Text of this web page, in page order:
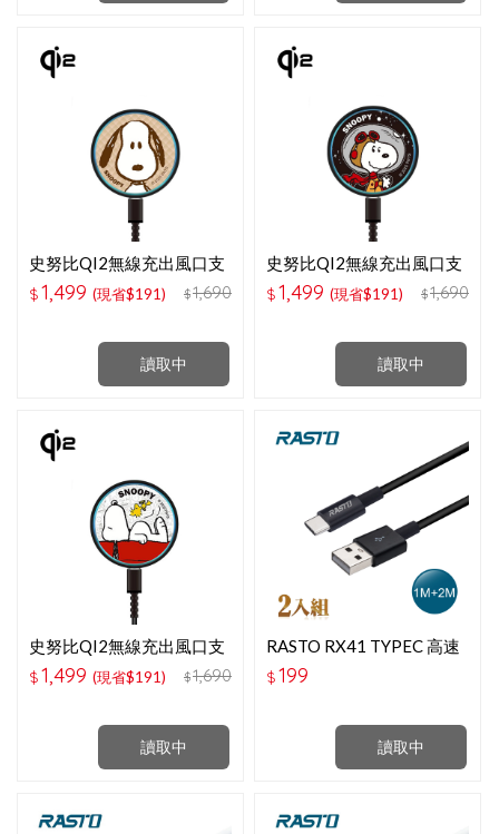
讀取中
史努比QI2無線充出風口支
架-大臉
$1,499 (現省$191) $1,690
讀取中
史努比QI2無線充出風口支
架-太空
$1,499 (現省$191) $1,690
讀取中
史努比QI2無線充出風口支
架-紅屋
$1,499 (現省$191) $1,690
讀取中
RASTO RX41 TYPEC 高速
QC3.0充電傳輸線雙入組
1M＋2M
$199